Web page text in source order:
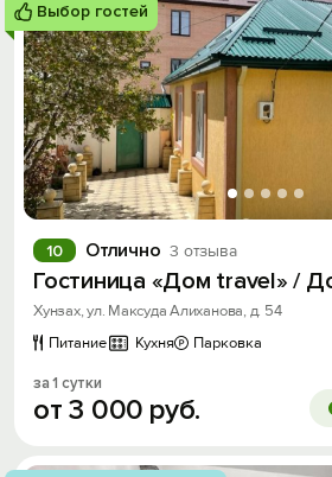
Выбор гостей
Отлично 3 отзыва
10
Гостиница «Дом travel» /
Хунзах, ул. Максуда Алиханова, д. 54
Питание
Кухня Парковка
за 1 сутки
от3 000 руб.